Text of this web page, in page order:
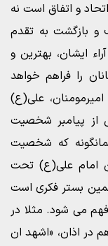
و اتفاق است نه
و بازگشت به تقدم
ایشان، بهترین و
را فراهم خواهد
علی(ع)
از پیامبر شخصیت
که شخصیت
امام علی(ع) تحت
بستر فکری است
می شود. مثلا در
در اذان، «اشهد ان